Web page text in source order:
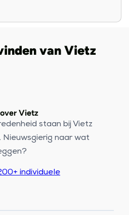
van Vietz
Vietz
staan bij Vietz
Nieuwsgierig naar wat
individuele